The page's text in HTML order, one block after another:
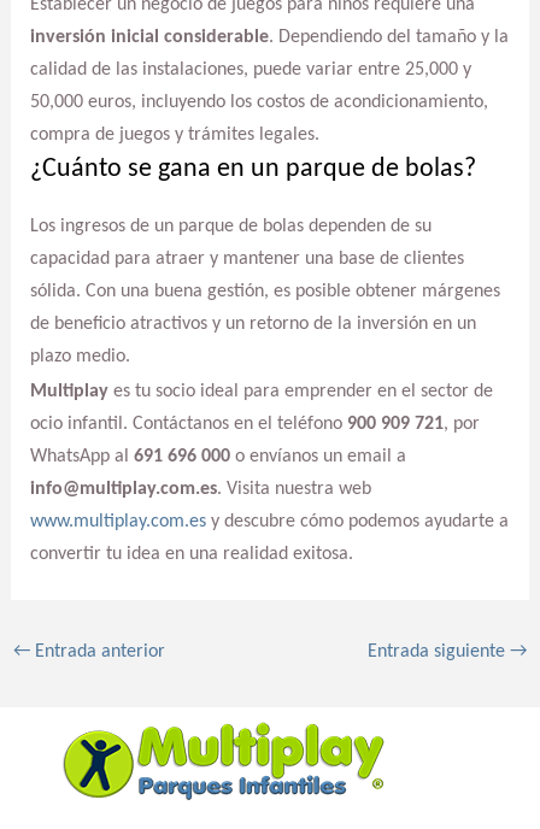
Establecer un negocio de juegos para niños requiere una
inversión inicial considerable. Dependiendo del tamaño y la
calidad de las instalaciones, puede variar entre 25,000 y
50,000 euros, incluyendo los costos de acondicionamiento,
compra de juegos y trámites legales.
¿Cuánto se gana en un parque de bolas?
Los ingresos de un parque de bolas dependen de su
capacidad para atraer y mantener una base de clientes
sólida. Con una buena gestión, es posible obtener márgenes
de beneficio atractivos y un retorno de la inversión en un
plazo medio.
Multiplayes tu socio ideal para emprender en el sector de
ocio infantil. Contáctanos en el teléfono 900 909 721, por
WhatsApp al 691 696 000o envíanos un email a
info@multiplay.com.es. Visita nuestra web
www.multiplay.com.esy descubre cómo podemos ayudarte a
convertir tu idea en una realidad exitosa.
←Entrada anterior Entrada siguiente→